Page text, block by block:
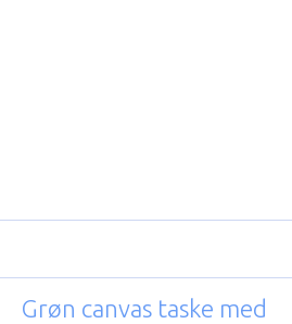
Grøn canvas taske med